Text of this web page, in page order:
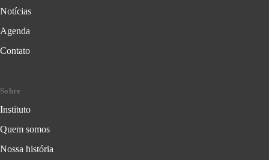
Notícias
Agenda
Contato
Sobre
Instituto
Quem somos
Nossa história